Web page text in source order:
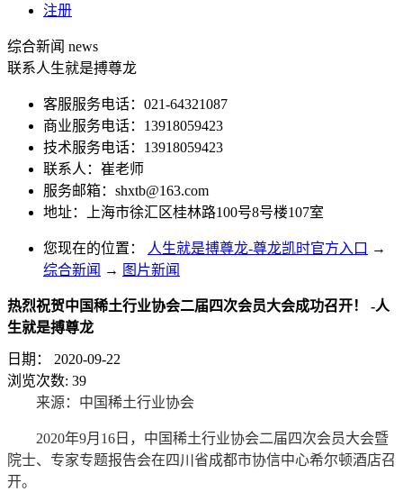
注册
综合新闻 news
联系人生就是搏尊龙
客服服务电话：021-64321087
商业服务电话：13918059423
技术服务电话：13918059423
联系人：崔老师
服务邮箱： shxtb@163.com
地址：上海市徐汇区桂林路100号8号楼107室
您现在的位置： 人生就是搏尊龙-尊龙凯时官方入口 →
综合新闻 → 图片新闻
热烈祝贺中国稀土行业协会二届四次会员大会成功召开！ -人
生就是搏尊龙
日期：
2020-09-22
浏览次数: 39
来源：中国稀土行业协会
2020年9月16日，中国稀土行业协会二届四次会员大会暨
院士、专家专题报告会在四川省成都市协信中心希尔顿酒店召
开。